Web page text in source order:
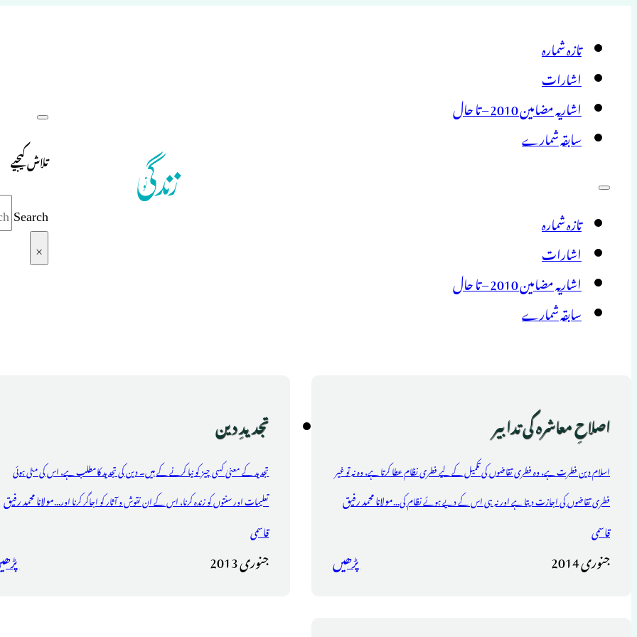
تازہ شمارہ
اشارات
اشاریہ مضامین 2010 – تا حال
سابقہ شمارے
تازہ شمارہ
اشارات
اشاریہ مضامین 2010 – تا حال
سابقہ شمارے
تلاش کیجیے
Search
×
اصلاحِ معاشرہ کی تدابیر
اسلام دین فطرت ہے، وہ فطری تقاضوں کی تکمیل کے لیے فطری نظام عطا کرتا ہے، وہ نہ تو غیر
فطری تقاضوں کی اجازت دیتا ہے اور نہ ہی اس کے دیے ہوئے نظام کی...مولانا محمد رفیق
قاسمی
جنوری 2014 پڑھیں
تجدیدِ دین
تجدید کے معنیٰ کسی چیز کو نیا کرنے کے ہیں۔ دین کی تجدید کامطلب ہے، اس کی مٹی ہوئی
تعلیمات اور سنتوں کو زندہ کرنا، اس کے ان نقوش و آثار کو اجاگر کرنا اور...مولانا محمد رفیق
قاسمی
جنوری 2013